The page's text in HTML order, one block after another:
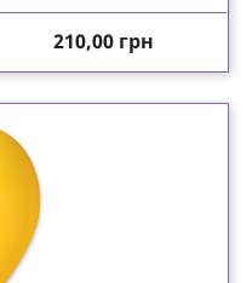
Ціна
210,00 грн